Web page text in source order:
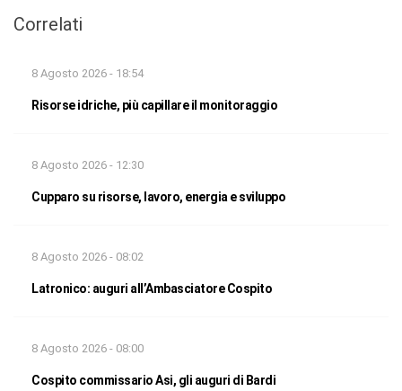
Correlati
8 Agosto 2026 - 18:54
Risorse idriche, più capillare il monitoraggio
8 Agosto 2026 - 12:30
Cupparo su risorse, lavoro, energia e sviluppo
8 Agosto 2026 - 08:02
Latronico: auguri all’Ambasciatore Cospito
8 Agosto 2026 - 08:00
Cospito commissario Asi, gli auguri di Bardi